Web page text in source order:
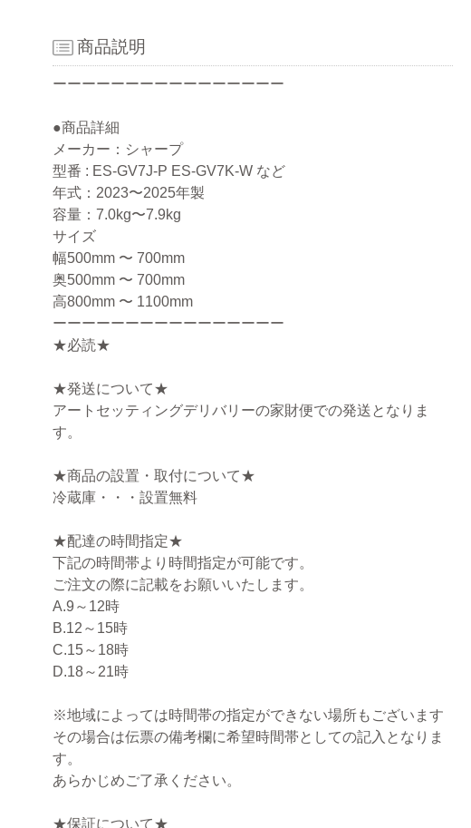
商品説明
ーーーーーーーーーーーーーーーー
●商品詳細
メーカー：シャープ
型番 : ES-GV7J-P ES-GV7K-W など
年式：2023〜2025年製
容量：7.0kg〜7.9kg
サイズ
幅500mm 〜 700mm
奥500mm 〜 700mm
高800mm 〜 1100mm
ーーーーーーーーーーーーーーーー
★必読★
★発送について★
アートセッティングデリバリーの家財便での発送となりま
す。
★商品の設置・取付について★
冷蔵庫・・・設置無料
★配達の時間指定★
下記の時間帯より時間指定が可能です。
ご注文の際に記載をお願いいたします。
A.9～12時
B.12～15時
C.15～18時
D.18～21時
※地域によっては時間帯の指定ができない場所もございます
その場合は伝票の備考欄に希望時間帯としての記入となりま
す。
あらかじめご了承ください。
★保証について★